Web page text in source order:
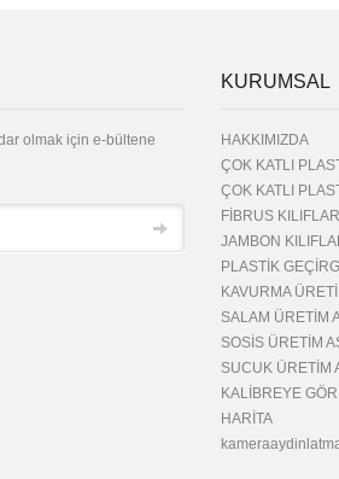
olmak için e-bültene
KURUMSAL
HAKKIMIZDA
ÇOK KATLI
ÇOK KATLI
FİBRUS KILIFLAR
JAMBON
PLASTİK
KAVURMA
SALAM ÜRETİM
SOSİS ÜRETİM
SUCUK ÜRETİM
KALİBREYE
HARİTA